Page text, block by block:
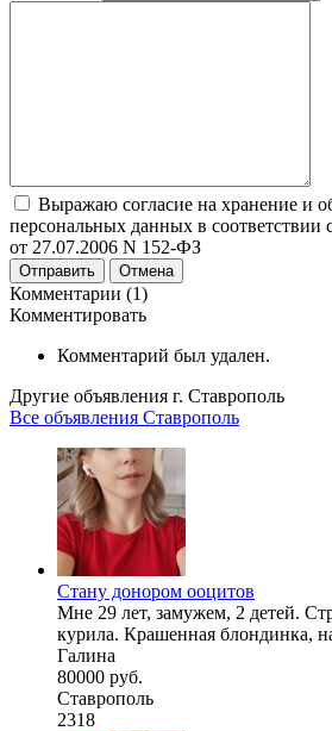
Выражаю согласие на хранение и
персональных данных в соответствии
от 27.07.2006 N 152-ФЗ
Отправить Отмена
Комментарии (1)
Комментировать
Комментарий был удален.
Другие объявления г. Ставрополь
Все объявления Ставрополь
Стану донором ооцитов
Мне 29 лет, замужем, 2 детей.
курила. Крашенная блондинка,
Галина
80000 руб.
Ставрополь
2318